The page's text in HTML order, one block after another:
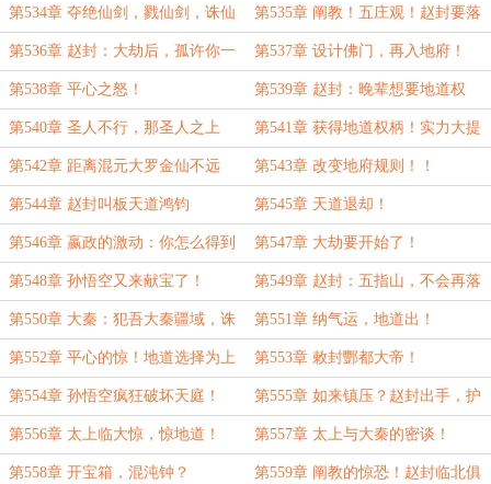
剑！
第534章 夺绝仙剑，戮仙剑，诛仙
剑阵齐聚！
第535章 阐教！五庄观！赵封要落
子！
第536章 赵封：大劫后，孤许你一
尊圣位！
第537章 设计佛门，再入地府！
第538章 平心之怒！ 第539章 赵封：晚辈想要地道权
柄！
第540章 圣人不行，那圣人之上
呢？赵封的谋划！
第541章 获得地道权柄！实力大提
升！
第542章 距离混元大罗金仙不远
了！
第543章 改变地府规则！！
第544章 赵封叫板天道鸿钧 第545章 天道退却！
第546章 嬴政的激动：你怎么得到
地道权柄的？
第547章 大劫要开始了！
第548章 孙悟空又来献宝了！ 第549章 赵封：五指山，不会再落
于他身！
第550章 大秦：犯吾大秦疆域，诛
灭！
第551章 纳气运，地道出！
第552章 平心的惊！地道选择为上
乘！
第553章 敕封酆都大帝！
第554章 孙悟空疯狂破坏天庭！ 第555章 如来镇压？赵封出手，护
犊子！
第556章 太上临大惊，惊地道！ 第557章 太上与大秦的密谈！
第558章 开宝箱，混沌钟？ 第559章 阐教的惊恐！赵封临北俱